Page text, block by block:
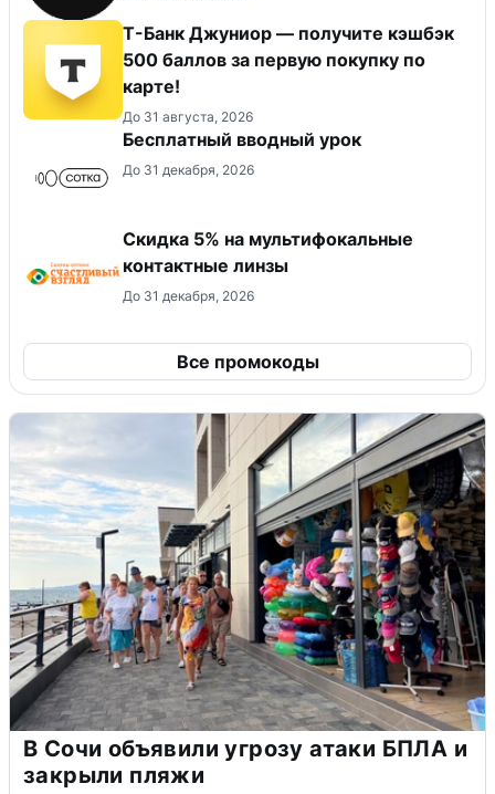
Т-Банк Джуниор — получите кэшбэк
500 баллов за первую покупку по
карте!
До 31 августа, 2026
Бесплатный вводный урок
До 31 декабря, 2026
Скидка 5% на мультифокальные
контактные линзы
До 31 декабря, 2026
Все промокоды
В Сочи объявили угрозу атаки БПЛА и
закрыли пляжи